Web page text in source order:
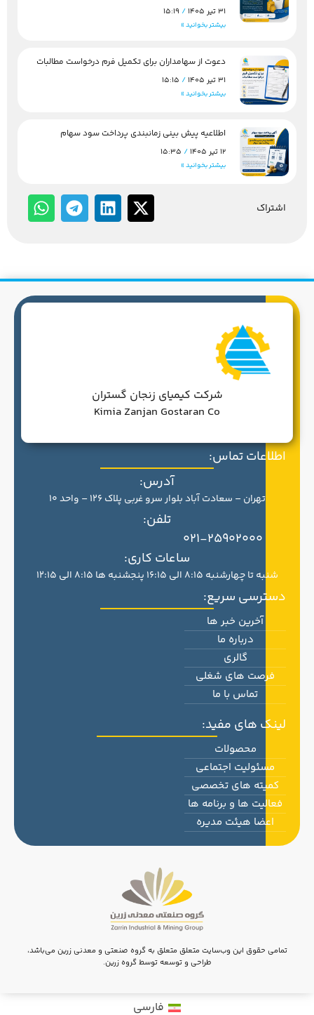
اشتراک
31 تیر 1405
بیشتر بخوانید »
دعوت از سهامداران برای تکمیل فرم درخواست مطالبات
31 تیر 1405
بیشتر بخوانید »
اطلاعیه پیش بینی زمانبندی پرداخت سود سهام
12 تیر 1405
بیشتر بخوانید »
اطلاعات تماس:
آدرس:
تهران – سعادت آباد بلوار سرو غربی پلاک 126 – واحد 10
تلفن:
021-25902000
ساعات کاری:
شنبه تا چهارشنبه 8:15 الی 16:15 پنجشنبه ها 8:15 الی 12:15
دسترسی سریع:
آخرین خبر ها
درباره ما
گالری
فرصت های شغلی
تماس با ما
لینک های مفید:
محصولات
مسئولیت اجتماعی
کمیته های تخصصی
فعالیت ها و برنامه ها
اعضا هیئت مدیره
شرکت کیمیای زنجان گستران
Kimia Zanjan Gostaran Co
تمامی حقوق این وب‌سایت متعلق متعلق به گروه صنعتی و معدنی زرین می‌باشد،
طراحی و توسعه توسط گروه زرین.
فارسی